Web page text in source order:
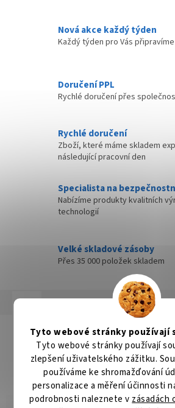
Tyto webové stránky používají
Tyto webové stránky používají
zlepšení uživatelského zážitku.
používáme ke shromažďování
personalizace a měření účinnosti
podrobnosti naleznete v zásadách
Nová akce každý týden
Každý týden pro Vás
Doručení PPL
Rychlé doručení přes
Rychlé doručení
Zboží, které máme skladem
následující pracovní den
Specialista na
Nabízíme produkty kvalitních
technologií
Velké skladové zásoby
Přes 35 000 položek skladem
Popis Diskuze
Detailní popis produktu
Diamantový kotouč pro suché broušení
kamene. Výška segmentu 4mm.